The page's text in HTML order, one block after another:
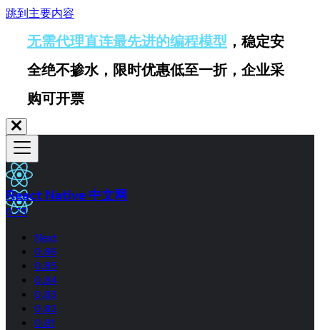
跳到主要内容
无需代理直连最先进的编程模型 ，稳定安
全绝不掺水，限时优惠低至一折，企业采
购可开票
React Native 中文网
0.73
Next
0.86
0.85
0.84
0.83
0.82
0.81